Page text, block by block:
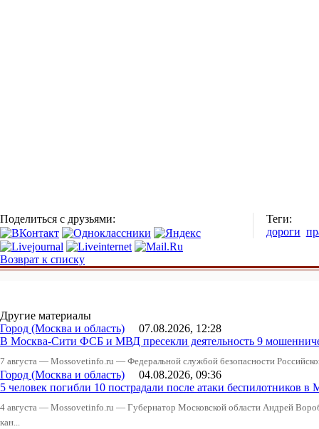
Поделиться с друзьями:
Теги:
дороги
Возврат к списку
Другие материалы
Город (Москва и область) 07.08.2026, 12:28
В Москва-Сити ФСБ и МВД пресекли деятельность 9
7 августа — Mossovetinfo.ru — Федеральной службой безопасности
Город (Москва и область) 04.08.2026, 09:36
5 человек погибли 10 пострадали после атаки беспилотников в
4 августа — Mossovetinfo.ru — Губернатор Московской области Андрей
кан...